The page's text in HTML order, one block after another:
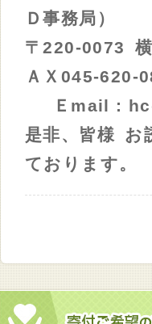
Ｄ事務局）
〒220-0073
ＡＸ 045-620-
Ｅ mail :
是非、皆様 お
ております。